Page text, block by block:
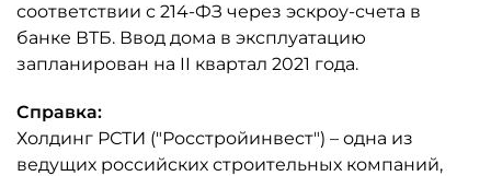
соответствии с 214-ФЗ через эскроу-счета в
банке ВТБ. Ввод дома в эксплуатацию
запланирован на II квартал 2021 года.
Справка:
Холдинг РСТИ ("Росстройинвест") – одна из
ведущих российских строительных компаний,